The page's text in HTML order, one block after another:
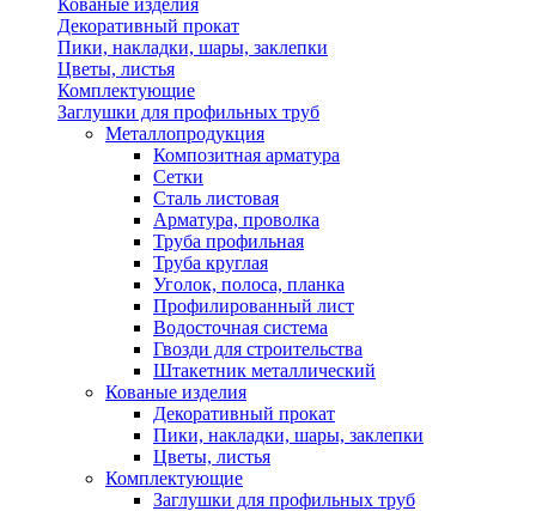
Декоративный прокат
Пики, накладки, шары, заклепки
Цветы, листья
Комплектующие
Заглушки для профильных труб
Металлопродукция
Композитная арматура
Сетки
Сталь листовая
Арматура, проволка
Труба профильная
Труба круглая
Уголок, полоса, планка
Профилированный лист
Водосточная система
Гвозди для строительства
Штакетник металлический
Кованые изделия
Декоративный прокат
Пики, накладки, шары, заклепки
Цветы, листья
Комплектующие
Заглушки для профильных труб